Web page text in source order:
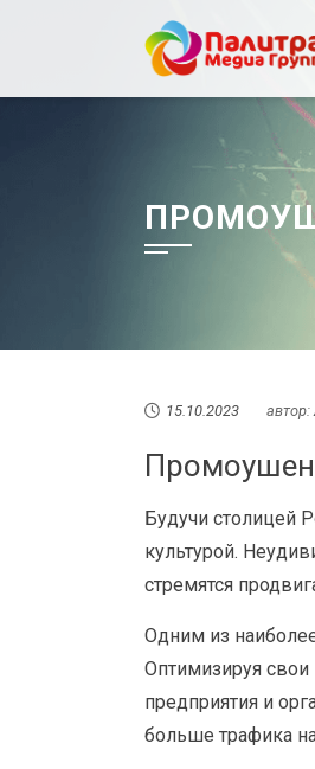
15.10.2023 автор:
Промоушен
Будучи столицей
культурой.
стремятся
Одним из
Оптимизируя свои
предприятия и
больше трафика